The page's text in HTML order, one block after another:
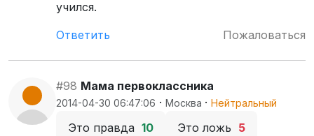
учился.
Ответить
Пожаловаться
#98 Мама первоклассника
2014-04-30 06:47:06 · Москва · Нейтральный
Это правда 10 Это ложь 5